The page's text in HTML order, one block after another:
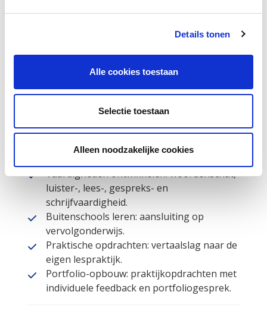
Details tonen
Alle cookies toestaan
Selectie toestaan
Alleen noodzakelijke cookies
De groep bestaat uit maximaal 12
deelnemers.
De scholing start met een digitale intake en
praktijkopdrachten.
Tweedetaalverwerving en NT2-didactiek:
Vaardigheden ontwikkelen: woordenschat,
luister-, lees-, gespreks- en
schrijfvaardigheid.
Buitenschools leren: aansluiting op
vervolgonderwijs.
Praktische opdrachten: vertaalslag naar de
eigen lespraktijk.
Portfolio-opbouw: praktijkopdrachten met
individuele feedback en portfoliogesprek.